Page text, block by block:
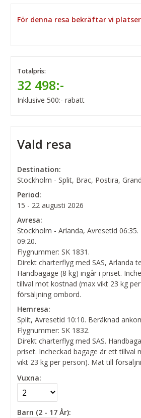
För denna resa bekräftar vi
Totalpris:
32 498:-
Inklusive 500:- rabatt
Vald resa
Destination:
Stockholm - Split, Brac, Postira,
Period:
15 - 22 augusti 2026
Avresa:
Stockholm - Arlanda, Avresetid
09:20.
Flygnummer: SK 1831.
Direkt charterflyg med SAS, Arlanda
Handbagage (8 kg) ingår i priset.
tillval mot kostnad (max vikt 23 kg
försäljning ombord.
Hemresa:
Split, Avresetid 10:10. Beräknad
Flygnummer: SK 1832.
Direkt charterflyg med SAS.
priset. Incheckad bagage är ett tillval
vikt 23 kg per person). Mat till
Vuxna:
Barn (2 - 17 År):